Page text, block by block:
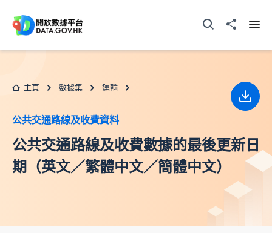
打開搜尋器分享至
主頁 數據集 運輸
公共交通路線及收費資料
公共交通路線及收費數據的最後更新日
期（英文／繁體中文／簡體中文）
下載